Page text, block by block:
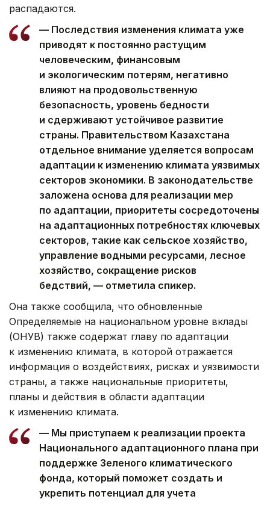
распадаются.
— Последствия изменения климата уже
приводят к постоянно растущим
человеческим, финансовым
и экологическим потерям, негативно
влияют на продовольственную
безопасность, уровень бедности
и сдерживают устойчивое развитие
страны. Правительством Казахстана
отдельное внимание уделяется вопросам
адаптации к изменению климата уязвимых
секторов экономики. В законодательстве
заложена основа для реализации мер
по адаптации, приоритеты сосредоточены
на адаптационных потребностях ключевых
секторов, такие как сельское хозяйство,
управление водными ресурсами, лесное
хозяйство, сокращение рисков
бедствий, — отметила спикер.
Она также сообщила, что обновленные
Определяемые на национальном уровне вклады
(ОНУВ) также содержат главу по адаптации
к изменению климата, в которой отражается
информация о воздействиях, рисках и уязвимости
страны, а также национальные приоритеты,
планы и действия в области адаптации
к изменению климата.
— Мы приступаем к реализации проекта
Национального адаптационного плана при
поддержке Зеленого климатического
фонда, который поможет создать и
укрепить потенциал для учета